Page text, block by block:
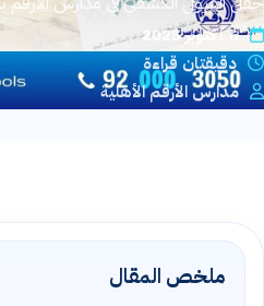
القبول والتسجيل
اتصل بنا
التوظيف
6 أكتوبر 2025
دقيقتان قراءة
مدارس الأرقم الأهلية
ملخص المقال